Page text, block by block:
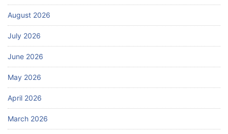
August 2026
July 2026
June 2026
May 2026
April 2026
March 2026